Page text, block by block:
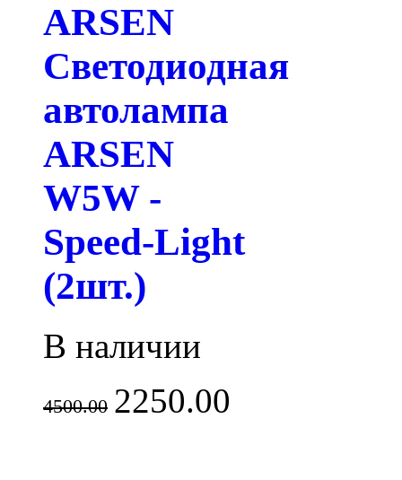
ARSEN
Светодиодная
автолампа
ARSEN
W5W -
Speed-Light
(2шт.)
В наличии
4500.00 2250.00